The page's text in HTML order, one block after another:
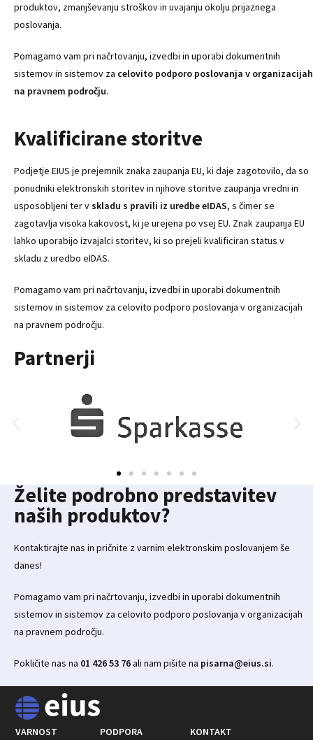
produktov, zmanjševanju stroškov in uvajanju okolju prijaznega
poslovanja.
Pomagamo vam pri načrtovanju, izvedbi in uporabi dokumentnih
sistemov in sistemov za celovito podporo poslovanja v organizacijah
na pravnem področju.
Kvalificirane storitve
Podjetje EIUS je prejemnik znaka zaupanja EU, ki daje zagotovilo, da so
ponudniki elektronskih storitev in njihove storitve zaupanja vredni in
usposobljeni ter vskladu s pravili iz uredbe eIDAS, s čimer se
zagotavlja visoka kakovost, ki je urejena po vsej EU. Znak zaupanja EU
lahko uporabijo izvajalci storitev, ki so prejeli kvalificiran status v
skladu z uredbo eIDAS.
Pomagamo vam pri načrtovanju, izvedbi in uporabi dokumentnih
sistemov in sistemov za celovito podporo poslovanja v organizacijah
na pravnem področju.
Partnerji
Želite podrobno predstavitev
naših produktov?
Kontaktirajte nas in pričnite z varnim elektronskim poslovanjem še
danes!
Pomagamo vam pri načrtovanju, izvedbi in uporabi dokumentnih
sistemov in sistemov za celovito podporo poslovanja v organizacijah
na pravnem področju.
Pokličite nas na 01 426 53 76ali nam pišite na pisarna@eius.si.
VARNOST PODPORA KONTAKT